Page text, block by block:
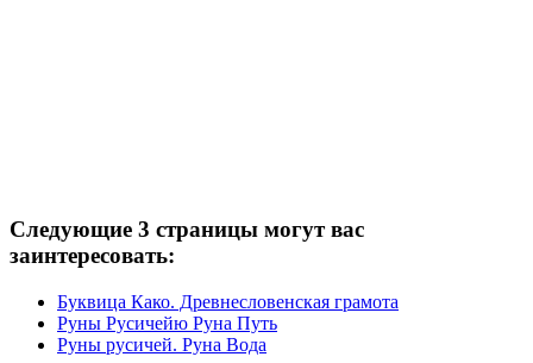
Следующие 3 страницы могут вас
заинтересовать:
Буквица Како. Древнесловенская грамота
Руны Русичейю Руна Путь
Руны русичей. Руна Вода